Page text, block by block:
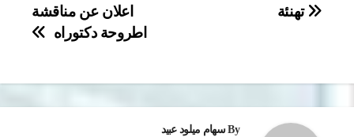
تصفّح
اعلان عن مناقشة
اطروحة دكتوراه
تهنئة
By سهام ميلود عبيد